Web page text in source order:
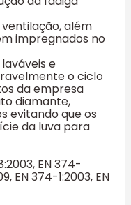
ventilação, além
impregnados no
laváveis e
o ciclo
da empresa
diamante,
evitando que os
da luva para
EN 374-
EN 374-1:2003, EN